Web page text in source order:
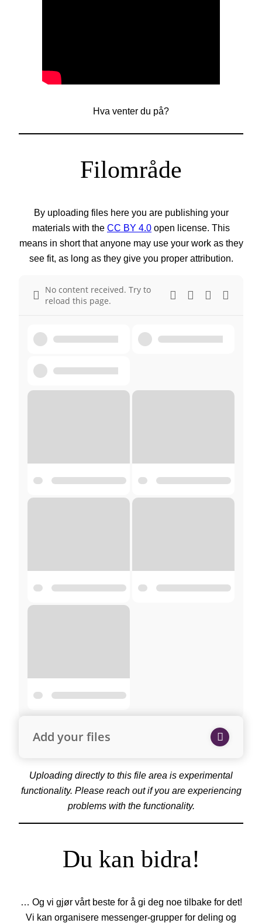
Hva venter du på?
Filområde
By uploading files here you are publishing your
materials with the CC BY 4.0 open license. This
means in short that anyone may use your work as they
see fit, as long as they give you proper attribution.
No content received. Try to
reload this page.
Add your files
Uploading directly to this file area is experimental
functionality. Please reach out if you are experiencing
problems with the functionality.
Du kan bidra!
… Og vi gjør vårt beste for å gi deg noe tilbake for det!
Vi kan organisere messenger-grupper for deling og